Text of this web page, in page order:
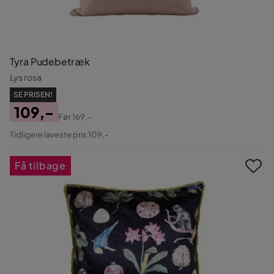
Tyra Pudebetræk
Lys rosa
SE PRISEN!
Pris
109,-
Original
Før169,-
Tidligere laveste pris 109,-
Få tilbage